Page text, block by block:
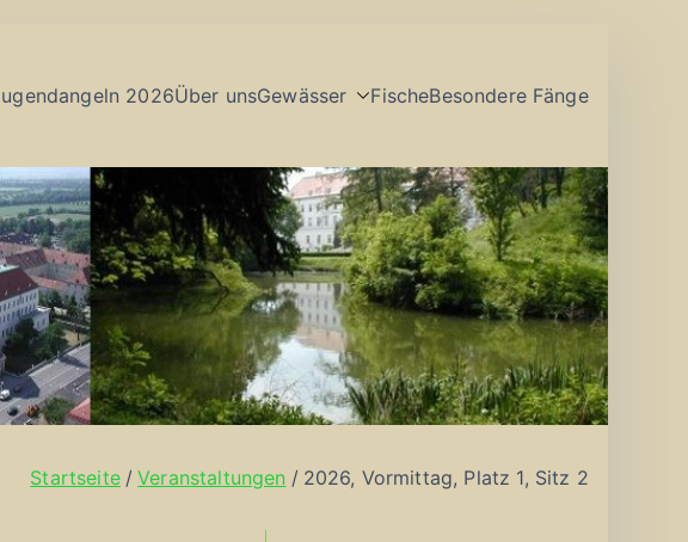
2026Über unsGewässer FischeBesondere Fänge
Startseite Veranstaltungen 2026, Vormittag, Platz 1, Sitz 2